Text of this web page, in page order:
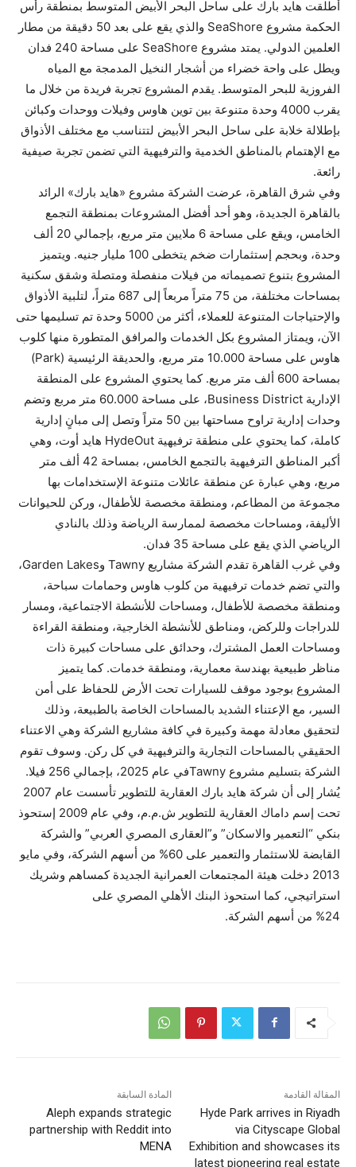
أطلقت هايد بارك على ساحل البحر الأبيض المتوسط بمنطقة رأس
الحكمة مشروع SeaShore والذي يقع على بعد 50 دقيقة من مطار
العلمين الدولي. يمتد مشروع SeaShore على مساحة 240 فدان
ويطل على واحة خضراء من أشجار النخيل المدمجة مع المياه
الفروزية للبحر المتوسط. يقدم المشروع تجربة فريدة من خلال ما
يقرب 4000 وحدة متنوعة بين توين هاوس وفيلات ووحدات وكبائن
بإطلالة خلابة على ساحل البحر الأبيض لتتناسب مع مختلف الأذواق
مع الإهتمام بالمناطق الخدمية والترفيهية التي تضمن تجربة صيفية
رائعة.
وفي شرق القاهرة، عرضت الشركة مشروع «هايد بارك» الرائد
بالقاهرة الجديدة، وهو أحد أفضل المشروعات بمنطقة التجمع
الخامس، ويقع على مساحة 6 ملايين متر مربع، بإجمالي 20 ألف
وحدة، وبحجم إستثمارات ضخم يتخطى 100 مليار جنيه. ويتميز
المشروع بتنوع تصميماته من فيلات منفصلة ومتصلة وشقق سكنية
بمساحات مختلفة، من 75 متراً مربعاً إلى 687 متراً، لتلبية الأذواق
والإحتياجات المتنوعة للعملاء، أكثر من 5000 وحدة تم تسليمها حتى
الآن، ويمتاز المشروع بكل الخدمات والمرافق المتطورة منها كلوب
هاوس على مساحة 10.000 متر مربع، والحديقة الرئيسية (Park)
بمساحة 600 ألف متر مربع. كما يحتوي المشروع على المنطقة
الإدارية Business District، على مساحة 60.000 متر مربع وتضم
وحدات إدارية تراوح مساحتها بين 50 متراً وتصل إلى مبانٍ إدارية
كاملة، كما يحتوي على منطقة ترفيهية HydeOut هايد أوت، وهي
أكبر المناطق الترفيهية بالتجمع الخامس، بمساحة 42 ألف متر
مربع، وهي عبارة عن منطقة عائلات متنوعة الإستخدامات بها
مجموعة من المطاعم، ومنطقة مخصصة للأطفال، وركن للحيوانات
الأليفة، ومساحات مخصصة لممارسة الرياضة وذلك بالنادي
الرياضي الذي يقع على مساحة 35 فدان.
وفي غرب القاهرة تقدم الشركة مشاريع Tawny وGarden Lakes،
والتي تضم خدمات ترفيهية من كلوب هاوس وحمامات سباحة،
ومنطقة مخصصة للأطفال، ومساحات للأنشطة الاجتماعية، ومسار
للدراجات وللركض، ومناطق للأنشطة الخارجية، ومنطقة القراءة
ومساحات العمل المشترك، وحدائق على مساحات كبيرة ذات
مناظر طبيعية بهندسة معمارية، ومنطقة خدمات. كما يتميز
المشروع بوجود موقف للسيارات تحت الأرض للحفاظ على أمن
السير، مع الإعتناء الشديد بالمساحات الخاصة بالطبيعة، وذلك
لتحقيق معادلة مهمة وكبيرة في كافة مشاريع الشركة وهي الاعتناء
الحقيقي بالمساحات التجارية والترفيهية في كل ركن. وسوف تقوم
الشركة بتسليم مشروع Tawnyفي عام 2025، بإجمالي 256 فيلا.
يُشار إلى أن شركة هايد بارك العقارية للتطوير تأسست عام 2007
تحت إسم داماك العقارية للتطوير ش.م.م، وفي عام 2009 إستحوذ
بنكي “التعمير والاسكان” و”العقارى المصري العربي” والشركة
القابضة للاستثمار والتعمير على 60% من أسهم الشركة، وفي مايو
2013 دخلت هيئة المجتمعات العمرانية الجديدة كمساهم وشريك
استراتيجي، كما استحوذ البنك الأهلي المصري على
24% من أسهم الشركة.
المادة السابقة
Aleph expands strategic
partnership with Reddit into
MENA
المقالة القادمة
Hyde Park arrives in Riyadh
via Cityscape Global
Exhibition and showcases its
latest pioneering real estate